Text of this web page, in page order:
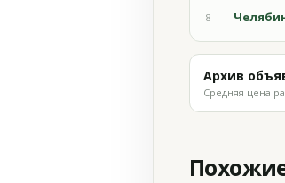
8
Архив
Средняя цена